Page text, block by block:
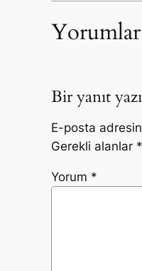
Yorumlar
Bir yanıt
E-posta
Gerekli alanlar *
Yorum *